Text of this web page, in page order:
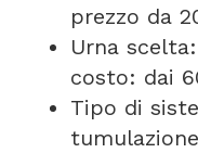
prezzo da
Urna
costo: dai
Tipo di